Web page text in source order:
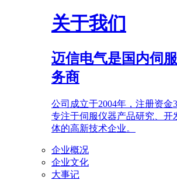
关于我们
迈信电气是国内伺
务商
公司成立于2004年，注册资金
专注于伺服仪器产品研究、开
体的高新技术企业。
企业概况
企业文化
大事记